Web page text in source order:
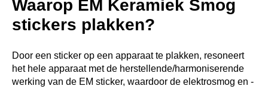
Waarop EM Keramiek Smog
stickers plakken?
Door een sticker op een apparaat te plakken, resoneert
het hele apparaat met de herstellende/harmoniserende
werking van de EM sticker, waardoor de elektrosmog en -